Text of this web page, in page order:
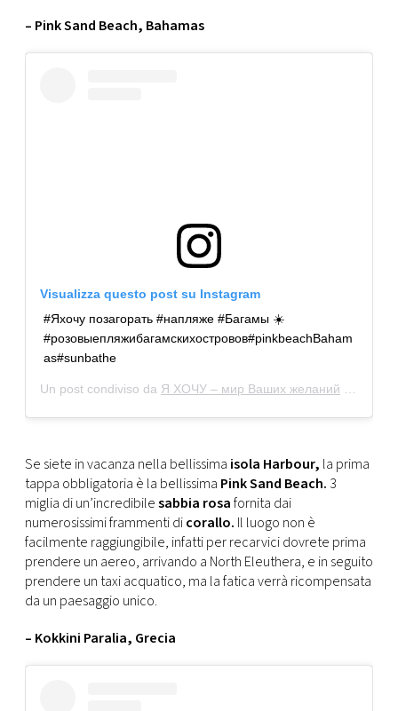
– Pink Sand Beach, Bahamas
Visualizza questo post su Instagram
#Яхочу позагорать #напляже #Багамы ☀️
#розовыепляжибагамскихостровов#pinkbeachBaham
as#sunbathe
Un post condiviso da Я ХОЧУ – мир Ваших желаний
Se siete in vacanza nella bellissima isola Harbour, la prima
tappa obbligatoria è la bellissima Pink Sand Beach. 3
miglia di un’incredibilesabbia rosafornita dai
numerosissimi frammenti dicorallo. Il luogo non è
facilmente raggiungibile, infatti per recarvici dovrete prima
prendere un aereo, arrivando a North Eleuthera, e in seguito
prendere un taxi acquatico, ma la fatica verrà ricompensata
da un paesaggio unico.
– Kokkini Paralia, Grecia